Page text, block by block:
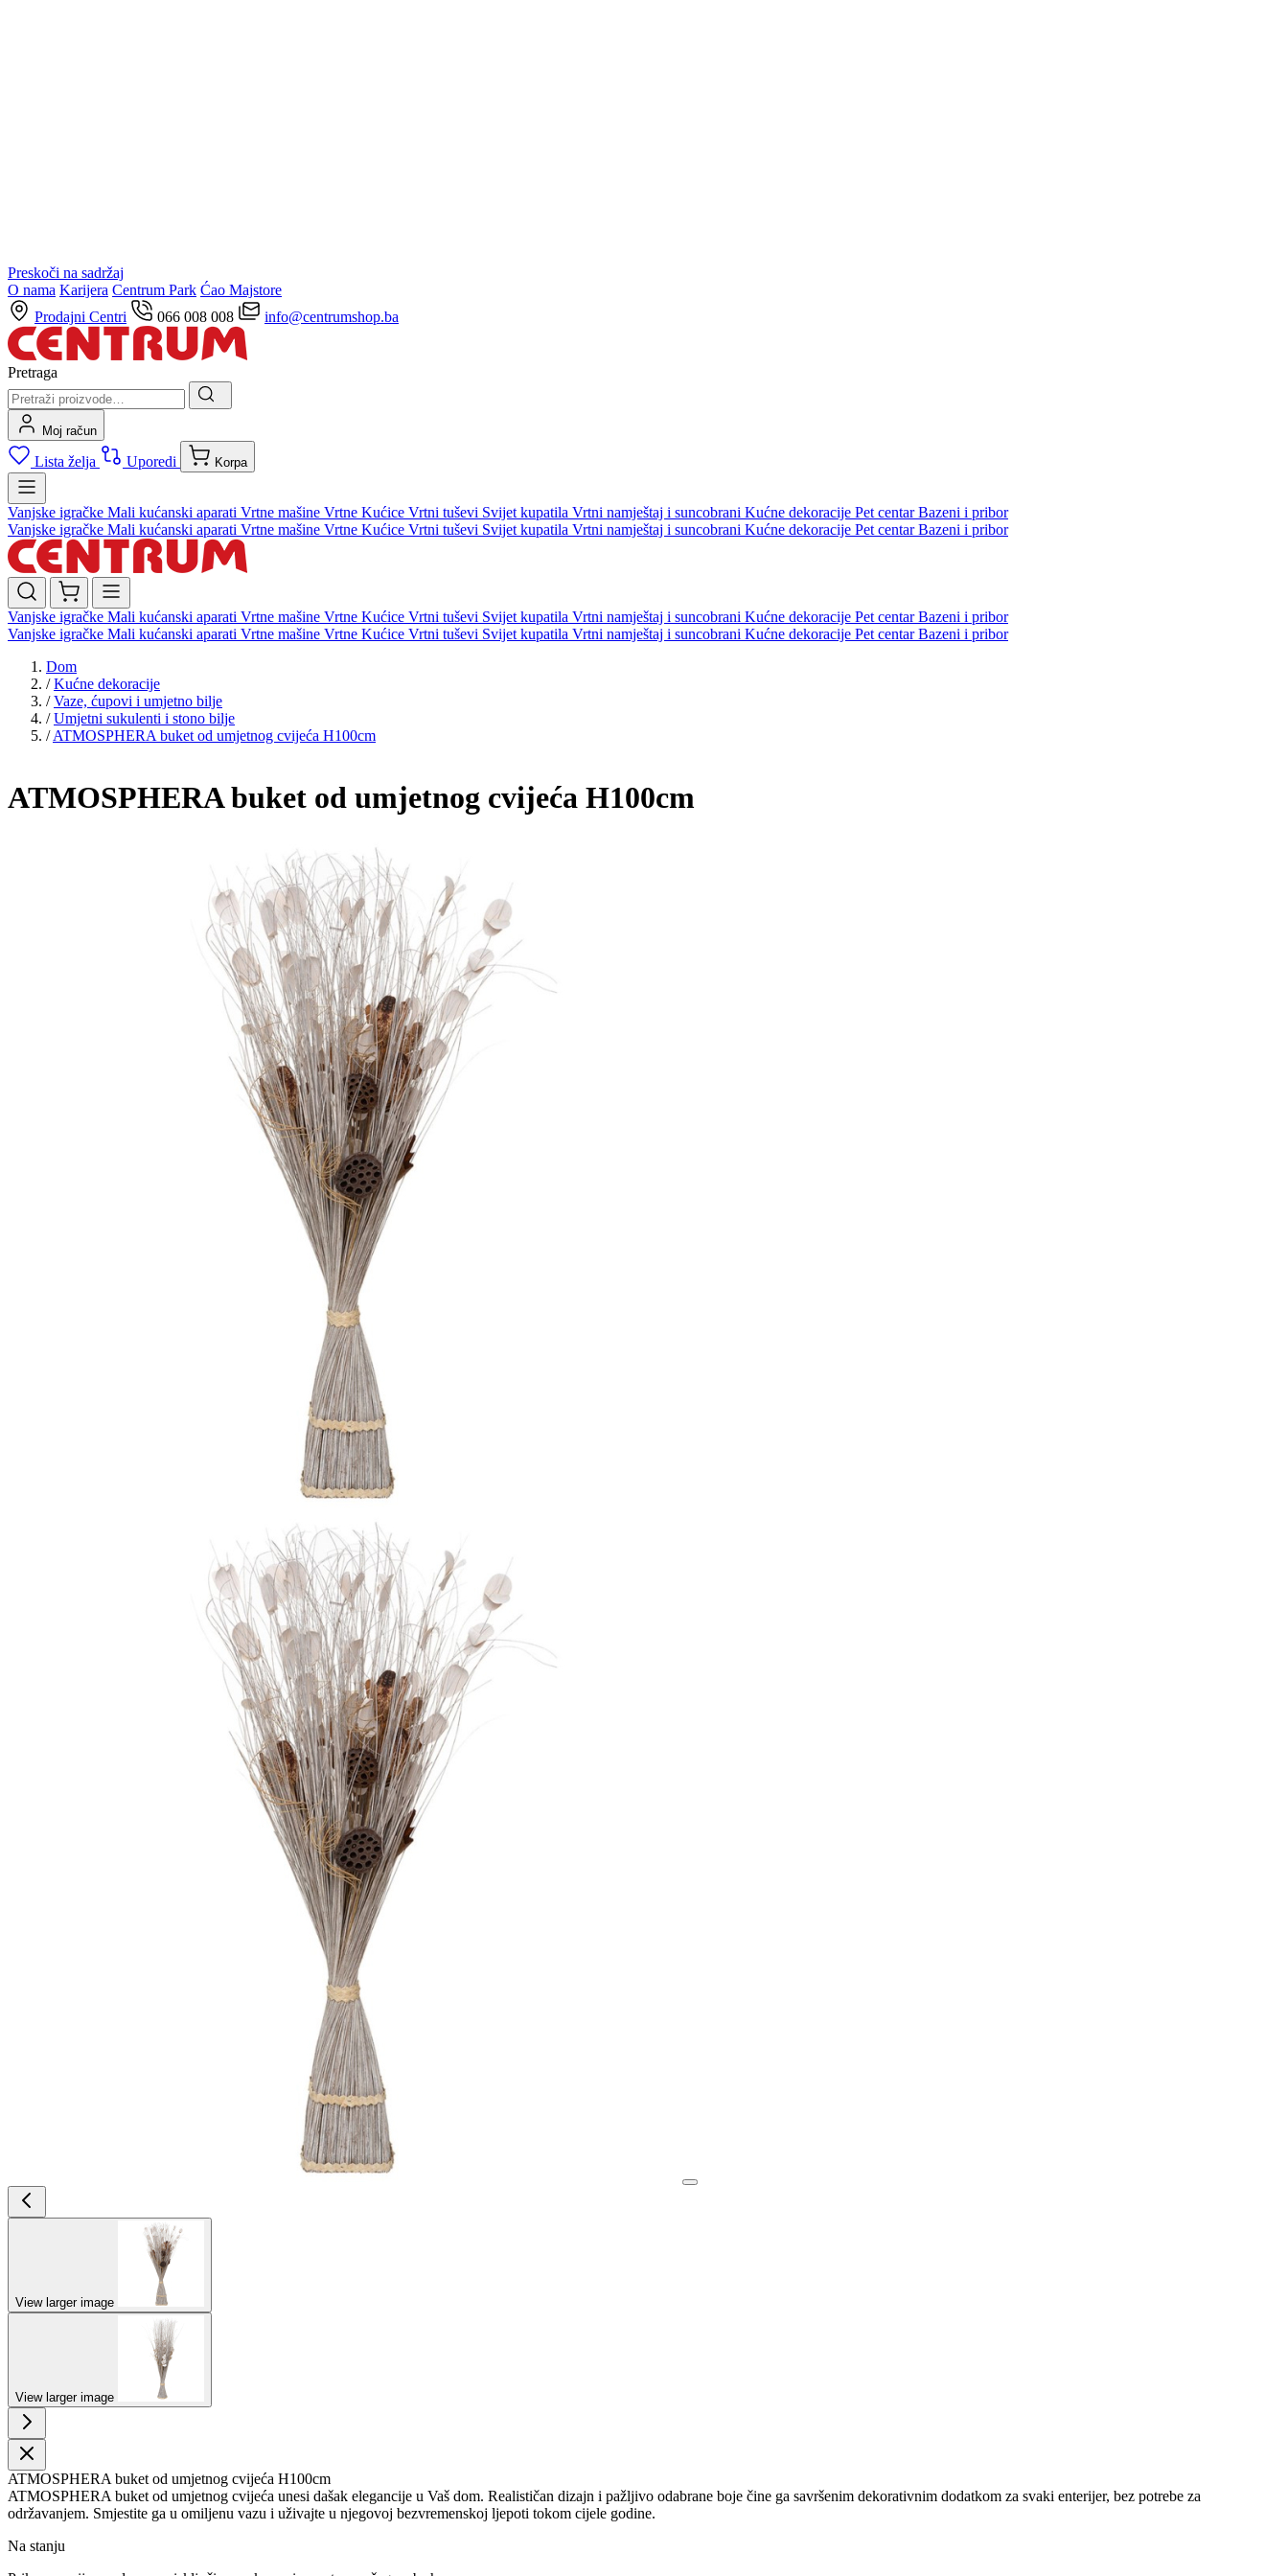
Preskoči na sadržaj
O nama Karijera Centrum Park Ćao Majstore
Prodajni Centri
066 008 008 info@centrumshop.ba
Pretraga
Moj račun
Lista želja Uporedi Korpa
Vanjske igračke Mali kućanski aparati Vrtne mašine Vrtne Kućice Vrtni tuševi Svijet kupatila Vrtni namještaj i suncobrani Kućne dekoracije Pet centarBazeni i pribor
Vanjske igračke Mali kućanski aparati Vrtne mašine Vrtne Kućice Vrtni tuševi Svijet kupatila Vrtni namještaj i suncobrani Kućne dekoracije Pet centarBazeni i pribor
Vanjske igračke Mali kućanski aparati Vrtne mašine Vrtne Kućice Vrtni tuševi Svijet kupatila Vrtni namještaj i suncobrani Kućne dekoracije Pet centarBazeni i pribor
Vanjske igračke Mali kućanski aparati Vrtne mašine Vrtne Kućice Vrtni tuševi Svijet kupatila Vrtni namještaj i suncobrani Kućne dekoracije Pet centarBazeni i pribor
Dom
/ Kućne dekoracije
/ Vaze, ćupovi i umjetno bilje
/ Umjetni sukulenti i stono bilje
/ ATMOSPHERA buket od umjetnog cvijeća H100cm
ATMOSPHERA buket od umjetnog cvijeća H100cm
View larger image
View larger image
ATMOSPHERA buket od umjetnog cvijeća H100cm
ATMOSPHERA buket od umjetnog cvijeća unesi dašak elegancije u Vaš dom. Realističan dizajn i pažljivo odabrane boje čine ga savršenim dekorativnim dodatkom za svaki enterijer, bez potrebe za
održavanjem. Smjestite ga u omiljenu vazu i uživajte u njegovoj bezvremenskoj ljepoti tokom cijele godine.
Na stanju